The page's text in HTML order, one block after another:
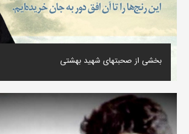
بخشی از صحبتهای شهید بهشتی